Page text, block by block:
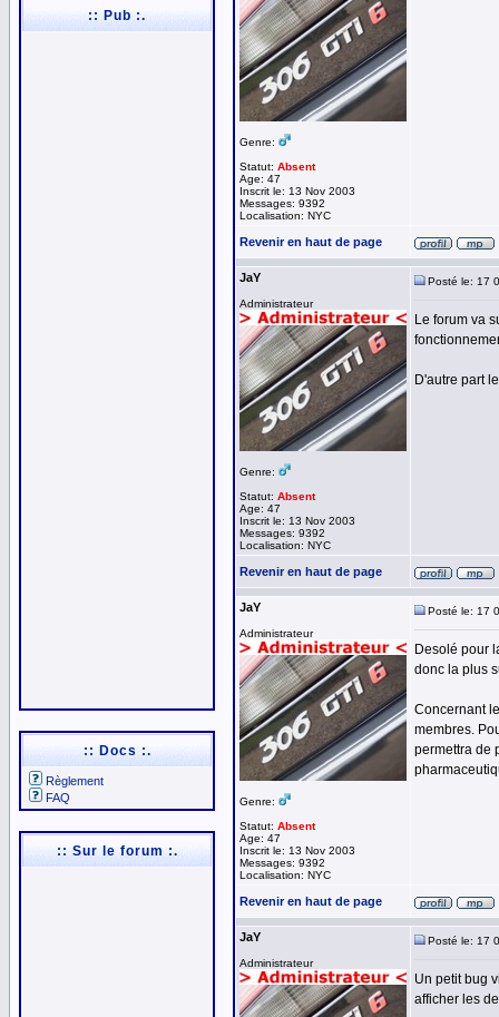
:: Pub :.
:: Docs :.
Règlement
FAQ
:: Sur le forum :.
Genre:
Statut: Absent
Age: 47
Inscrit le: 13 Nov 2003
Messages: 9392
Localisation: NYC
Revenir en haut de page
JaY
Administrateur
Genre:
Statut: Absent
Age: 47
Inscrit le: 13 Nov 2003
Messages: 9392
Localisation: NYC
Posté le: 17
Le forum va
D'autre part
Revenir en haut de page
JaY
Administrateur
Genre:
Statut: Absent
Age: 47
Inscrit le: 13 Nov 2003
Messages: 9392
Localisation: NYC
Posté le: 17
Desolé pour
donc la plus
Concernant
membres.
permettra de
Revenir en haut de page
JaY
Administrateur
Posté le: 17
Un petit bug
afficher les